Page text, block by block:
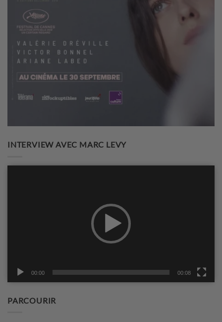
INTERVIEW AVEC MARC LEVY
00:00 00:08
PARCOURIR